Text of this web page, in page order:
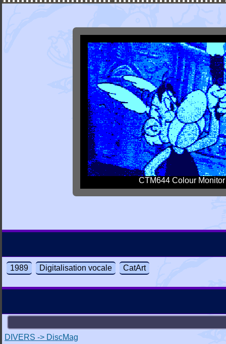
CTM644 Colour Monitor
1989 Digitalisation vocale CatArt
DIVERS -> DiscMag